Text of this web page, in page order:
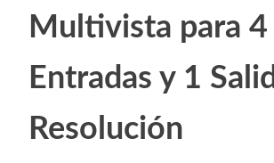
Multivista para 4
Entradas y 1
Resolución